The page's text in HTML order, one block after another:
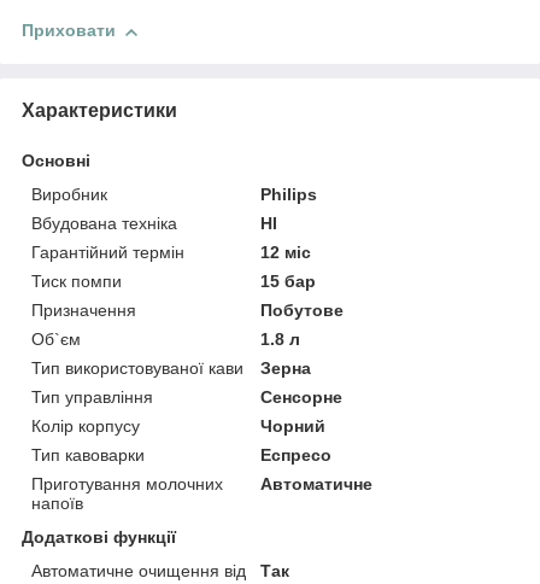
Приховати
Характеристики
Основні
Виробник
Philips
Вбудована техніка
НІ
Гарантійний термін
12 міс
Тиск помпи
15 бар
Призначення
Побутове
Об`єм
1.8 л
Тип використовуваної кави
Зерна
Тип управління
Сенсорне
Колір корпусу
Чорний
Тип кавоварки
Еспресо
Приготування молочних
напоїв
Автоматичне
Додаткові функції
Автоматичне очищення від
Так